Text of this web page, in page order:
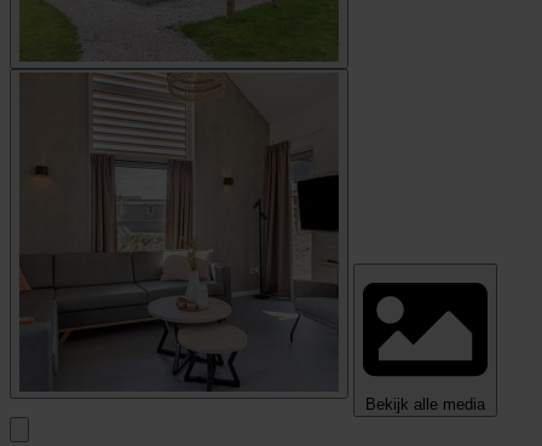
Bekijk alle media